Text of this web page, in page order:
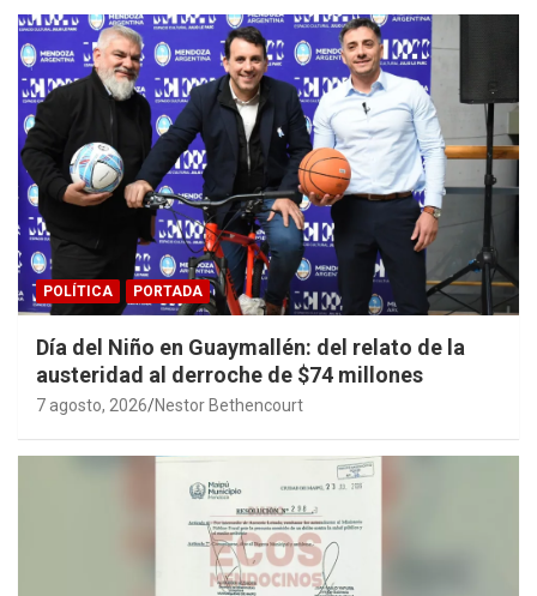
POLÍTICA PORTADA
Día del Niño en Guaymallén: del relato de la
austeridad al derroche de $74 millones
7 agosto, 2026 Nestor Bethencourt